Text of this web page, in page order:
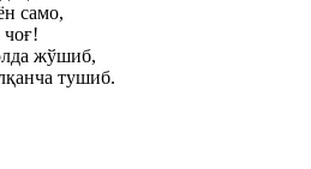
само,
жўшиб,
тушиб.